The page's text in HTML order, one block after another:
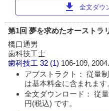
download 全文ダウ
第1回 夢を求めたオーストラ
橋口通男
歯科技工士
歯科技工 32 (1) 106-109, 2004.
アブストラクト： 従量
は基本料金に含まれます
全文ダウンロード： 従
円(税込) です。